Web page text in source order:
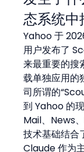
态系统
Yahoo 于
用户发布了
来最重要的搜
载单独应用的
司所谓的
到 Yahoo 的
Mail、News
技术基础结
Claude 作为